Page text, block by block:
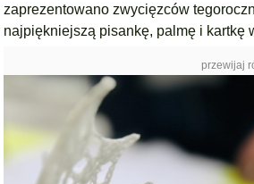
zaprezentowano zwycięzców
najpiękniejszą pisankę, palmę i kartkę
przewijaj